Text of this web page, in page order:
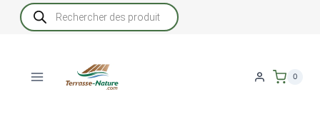
Recherche
de
produits
0